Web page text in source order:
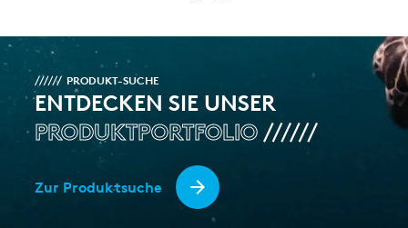
PRODUKT-SUCHE
ENTDECKEN SIE UNSER
PRODUKTPORTFOLIO
Zur Produktsuche